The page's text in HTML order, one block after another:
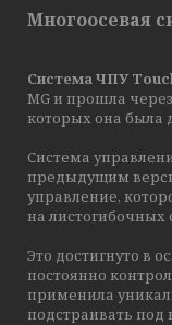
Многоосевая
Система ЧПУ
MG и прошла
которых она была
Система
предыдущим
управление,
на листогибочных
Это достигнуто в
постоянно
применила
подстраивать